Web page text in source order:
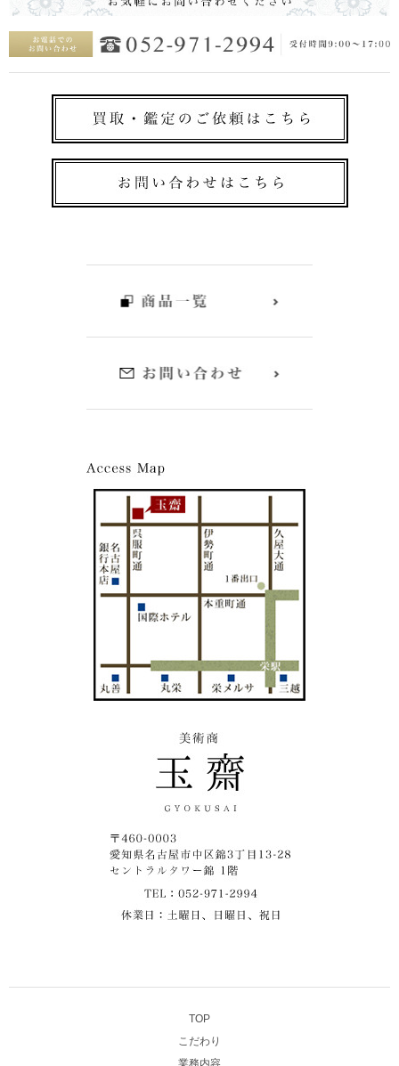
TOP
こだわり
業務内容